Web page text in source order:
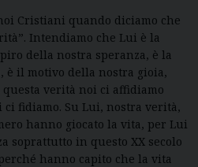
Cristiani quando diciamo che
Intendiamo che Lui è la
della nostra speranza, è la
è il motivo della nostra gioia,
verità noi ci affidiamo
fidiamo. Su Lui, nostra verità,
hanno giocato la vita, per Lui
soprattutto in questo XX secolo
hanno capito che la vita